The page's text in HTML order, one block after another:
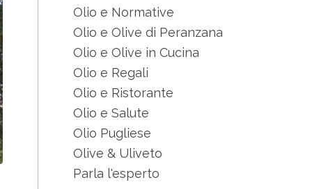
Olio e Normative
Olio e Olive di Peranzana
Olio e Olive in Cucina
Olio e Regali
Olio e Ristorante
Olio e Salute
Olio Pugliese
Olive & Uliveto
Parla l'esperto